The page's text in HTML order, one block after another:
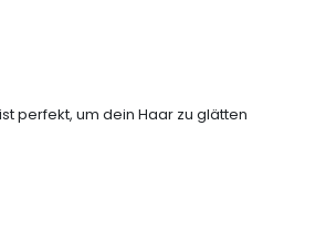
perfekt, um dein Haar zu glätten